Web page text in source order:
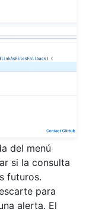
del menú
si la consulta
futuros.
para
alerta. El